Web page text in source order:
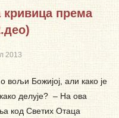
кривица према
2013
Божијој, али како је
делује? – На ова
код Светих Отаца